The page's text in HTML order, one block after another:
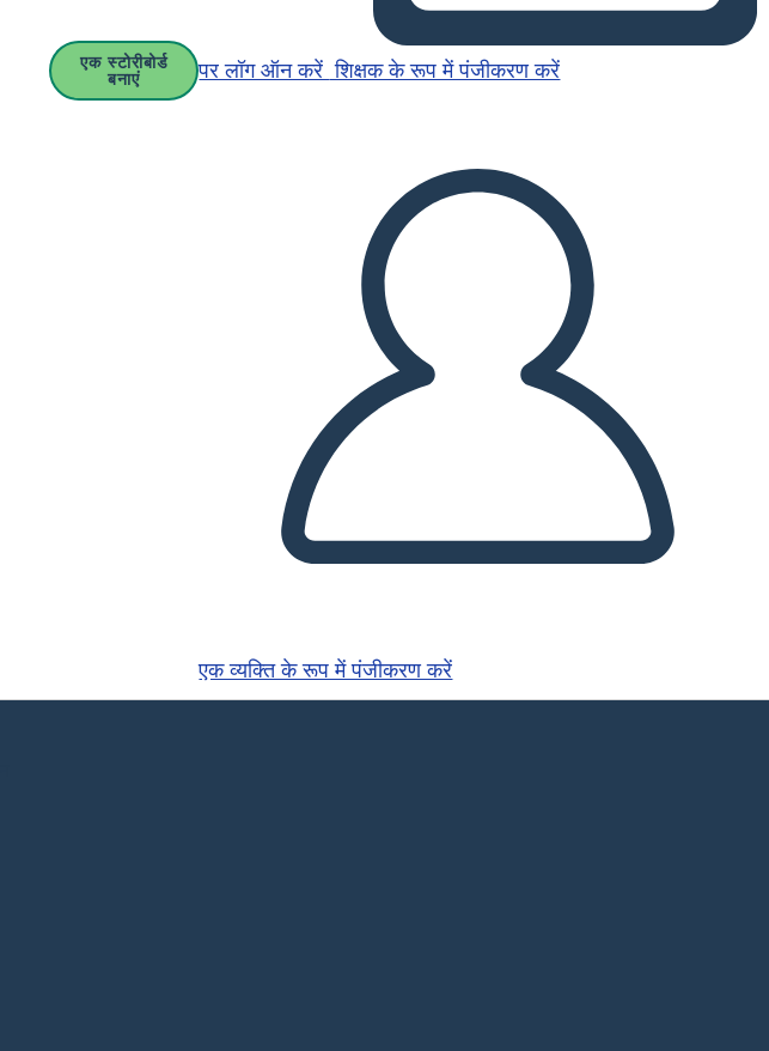
एक स्टोरीबोर्ड
बनाएं पर लॉग ऑन करें शिक्षक के रूप में पंजीकरण करें
एक व्यक्ति के रूप में पंजीकरण करें